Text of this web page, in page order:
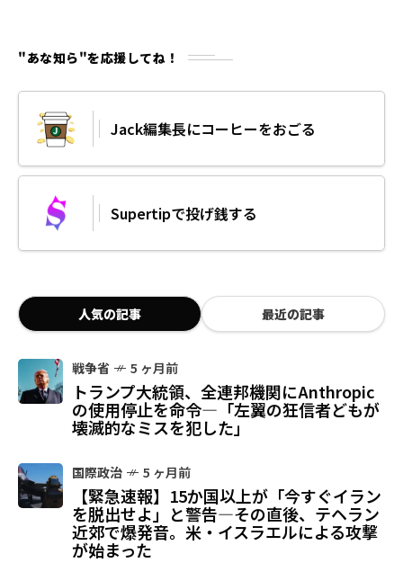
"あな知ら"を応援してね！
Jack編集長にコーヒーをおごる
Supertipで投げ銭する
人気の記事 最近の記事
戦争省 5 ヶ月前
トランプ大統領、全連邦機関にAnthropic
の使用停止を命令—「左翼の狂信者どもが
壊滅的なミスを犯した」
国際政治 5 ヶ月前
【緊急速報】15か国以上が「今すぐイラン
を脱出せよ」と警告—その直後、テヘラン
近郊で爆発音。米・イスラエルによる攻撃
が始まった